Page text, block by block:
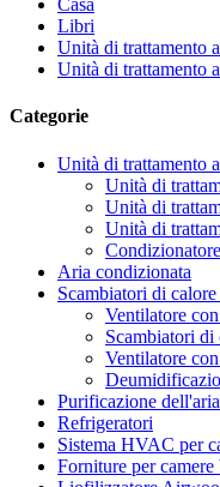
Casa
Libri
Unità di trattamento
Unità di trattamento
Categorie
Unità di trattamento
Unità di
Unità di
Unità di
Aria condizionata
Scambiatori di calore
Ventilatore
Scambiatori di
Ventilatore
Purificazione dell'aria
Refrigeratori
Sistema HVAC per
Forniture per camere